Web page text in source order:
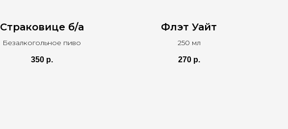
Страковице б/а
Безалкогольное пиво
350 р.
Флэт Уайт
250 мл
270 р.